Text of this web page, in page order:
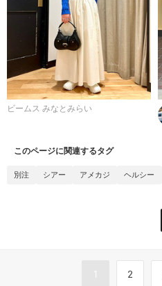
ビームス みなとみらい
このページに関連するタグ
別注 シアー アメカジ ヘルシー
1 2